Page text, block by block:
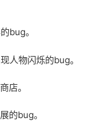
bug。
人物闪烁的bug。
店。
的bug。